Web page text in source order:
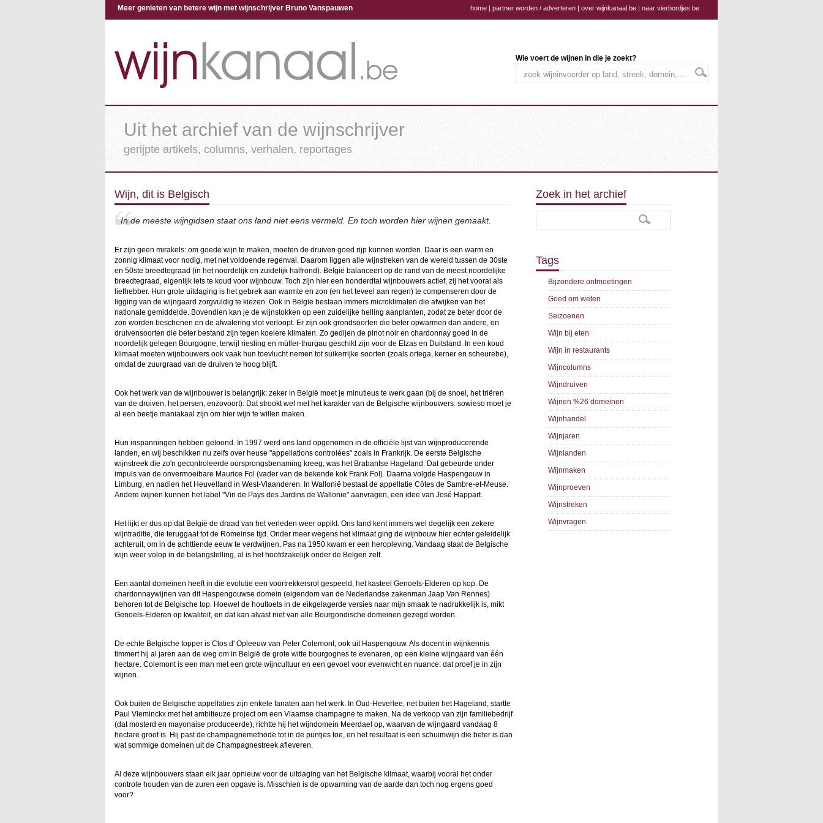
Meer genieten van betere wijn met wijnschrijver Bruno Vanspauwen home | partner worden / adverteren | over wijnkanaal.be | naar vierbordjes.be
Wie voert de wijnen in die je zoekt?
Uit het archief van de wijnschrijver
gerijpte artikels, columns, verhalen, reportages
Wijn, dit is Belgisch
In de meeste wijngidsen staat ons land niet eens vermeld. En toch worden hier wijnen gemaakt.
Er zijn geen mirakels: om goede wijn te maken, moeten de druiven goed rijp kunnen worden. Daar is een warm en
zonnig klimaat voor nodig, met net voldoende regenval. Daarom liggen alle wijnstreken van de wereld tussen de 30ste
en 50ste breedtegraad (in het noordelijk en zuidelijk halfrond). België balanceert op de rand van de meest noordelijke
breedtegraad, eigenlijk iets te koud voor wijnbouw. Toch zijn hier een honderdtal wijnbouwers actief, zij het vooral als
liefhebber. Hun grote uitdaging is het gebrek aan warmte en zon (en het teveel aan regen) te compenseren door de
ligging van de wijngaard zorgvuldig te kiezen. Ook in België bestaan immers microklimaten die afwijken van het
nationale gemiddelde. Bovendien kan je de wijnstokken op een zuidelijke helling aanplanten, zodat ze beter door de
zon worden beschenen en de afwatering vlot verloopt. Er zijn ook grondsoorten die beter opwarmen dan andere, en
druivensoorten die beter bestand zijn tegen koelere klimaten. Zo gedijen de pinot noir en chardonnay goed in de
noordelijk gelegen Bourgogne, terwijl riesling en müller-thurgau geschikt zijn voor de Elzas en Duitsland. In een koud
klimaat moeten wijnbouwers ook vaak hun toevlucht nemen tot suikerrijke soorten (zoals ortega, kerner en scheurebe),
omdat de zuurgraad van de druiven te hoog blijft.
Ook het werk van de wijnbouwer is belangrijk: zeker in België moet je minutieus te werk gaan (bij de snoei, het triëren
van de druiven, het persen, enzovoort). Dat strookt wel met het karakter van de Belgische wijnbouwers: sowieso moet je
al een beetje maniakaal zijn om hier wijn te willen maken.
Hun inspanningen hebben geloond. In 1997 werd ons land opgenomen in de officiële lijst van wijnproducerende
landen, en wij beschikken nu zelfs over heuse "appellations controlées" zoals in Frankrijk. De eerste Belgische
wijnstreek die zo'n gecontroleerde oorsprongsbenaming kreeg, was het Brabantse Hageland. Dat gebeurde onder
impuls van de onvermoeibare Maurice Fol (vader van de bekende kok Frank Fol). Daarna volgde Haspengouw in
Limburg, en nadien het Heuvelland in West-Vlaanderen. In Wallonië bestaat de appellatie Côtes de Sambre-et-Meuse.
Andere wijnen kunnen het label "Vin de Pays des Jardins de Wallonie" aanvragen, een idee van José Happart.
Het lijkt er dus op dat België de draad van het verleden weer oppikt. Ons land kent immers wel degelijk een zekere
wijntraditie, die teruggaat tot de Romeinse tijd. Onder meer wegens het klimaat ging de wijnbouw hier echter geleidelijk
achteruit, om in de achttiende eeuw te verdwijnen. Pas na 1950 kwam er een heropleving. Vandaag staat de Belgische
wijn weer volop in de belangstelling, al is het hoofdzakelijk onder de Belgen zelf.
Een aantal domeinen heeft in die evolutie een voortrekkersrol gespeeld, het kasteel Genoels-Elderen op kop. De
chardonnaywijnen van dit Haspengouwse domein (eigendom van de Nederlandse zakenman Jaap Van Rennes)
behoren tot de Belgische top. Hoewel de houttoets in de eikgelagerde versies naar mijn smaak te nadrukkelijk is, mikt
Genoels-Elderen op kwaliteit, en dat kan alvast niet van alle Bourgondische domeinen gezegd worden.
De echte Belgische topper is Clos d' Opleeuw van Peter Colemont, ook uit Haspengouw. Als docent in wijnkennis
timmert hij al jaren aan de weg om in België de grote witte bourgognes te evenaren, op een kleine wijngaard van één
hectare. Colemont is een man met een grote wijncultuur en een gevoel voor evenwicht en nuance: dat proef je in zijn
wijnen.
Ook buiten de Belgische appellaties zijn enkele fanaten aan het werk. In Oud-Heverlee, net buiten het Hageland, startte
Paul Vleminckx met het ambitieuze project om een Vlaamse champagne te maken. Na de verkoop van zijn familiebedrijf
(dat mosterd en mayonaise produceerde), richtte hij het wijndomein Meerdael op, waarvan de wijngaard vandaag 8
hectare groot is. Hij past de champagnemethode tot in de puntjes toe, en het resultaat is een schuimwijn die beter is dan
wat sommige domeinen uit de Champagnestreek afleveren.
Al deze wijnbouwers staan elk jaar opnieuw voor de uitdaging van het Belgische klimaat, waarbij vooral het onder
controle houden van de zuren een opgave is. Misschien is de opwarming van de aarde dan toch nog ergens goed
voor?
Zoek in het archief
Tags
Bijzondere ontmoetingen
Goed om weten
Seizoenen
Wijn bij eten
Wijn in restaurants
Wijncolumns
Wijndruiven
Wijnen %26 domeinen
Wijnhandel
Wijnjaren
Wijnlanden
Wijnmaken
Wijnproeven
Wijnstreken
Wijnvragen